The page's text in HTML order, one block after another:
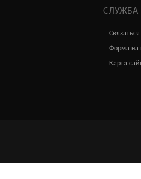
СЛУЖБА
Форма на
Карта